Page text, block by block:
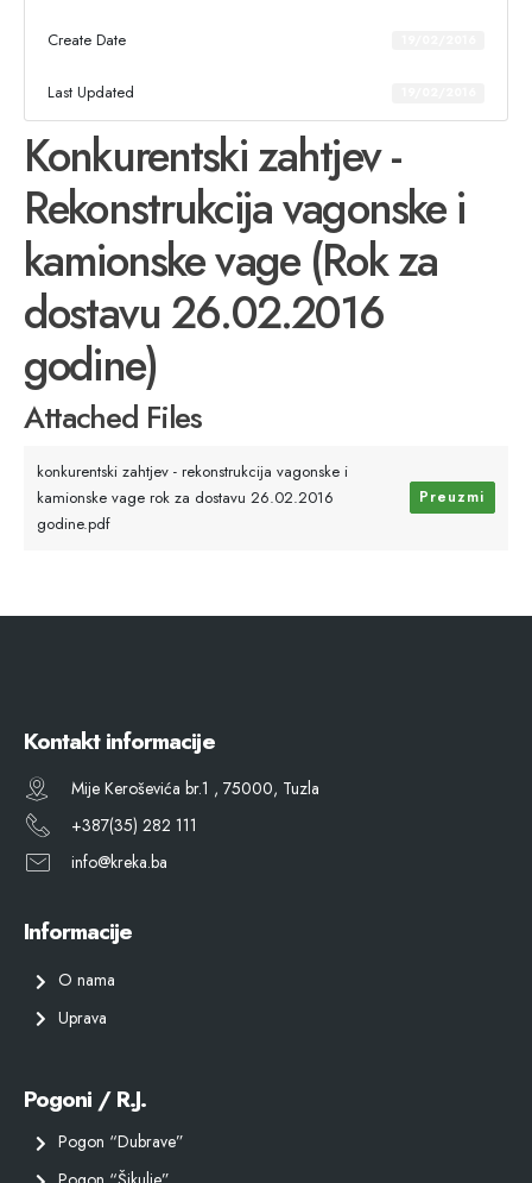
Create Date
Last Updated
Konkurentski zahtjev -
Rekonstrukcija vagonske i
kamionske vage (Rok za
dostavu 26.02.2016
godine)
Attached Files
konkurentski zahtjev - rekonstrukcija vagonske i
kamionske vage rok za dostavu 26.02.2016
godine.pdf
Preuzmi
Kontakt informacije
Mije Keroševića br.1 , 75000, Tuzla
+387(35) 282 111
info@kreka.ba
Informacije
O nama
Uprava
Pogoni / R.J.
Pogon “Dubrave”